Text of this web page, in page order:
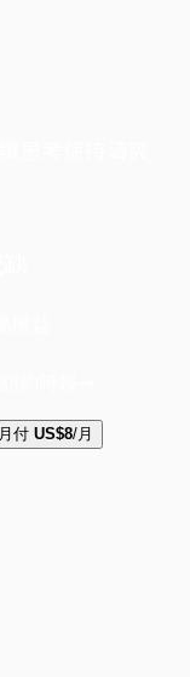
月付 US$8/月